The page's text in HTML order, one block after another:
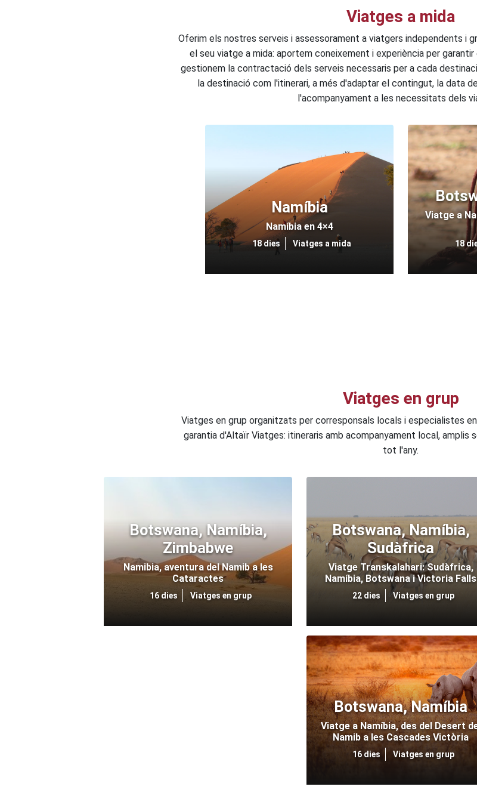
Viatges a mida
Oferim els nostres serveis i assessorament a viatgers independents i
el seu viatge a mida: aportem coneixement i experiència per
gestionem la contractació dels serveis necessaris per a cada
la destinació com l'itinerari, a més d'adaptar el contingut, la data
l'acompanyament a les necessitats dels
Namíbia
Namíbia en 4×4
18 dies Viatges a mida
Viatge a
18
Viatges en grup
Viatges en grup organitzats per corresponsals locals i especialistes
garantia d'Altaïr Viatges: itineraris amb acompanyament local, amplis
tot l'any.
Botswana, Namíbia,
Zimbabwe
Namibia, aventura del Namib a les
Cataractes
16 dies Viatges en grup
Botswana, Namíbia,
Sudàfrica
Viatge Transkalahari: Sudàfrica,
Namíbia, Botswana i Victoria Falls
22 dies Viatges en grup
Botswana, Namíbia
Viatge a Namíbia, des del Desert
Namib a les Cascades Victòria
16 dies Viatges en grup